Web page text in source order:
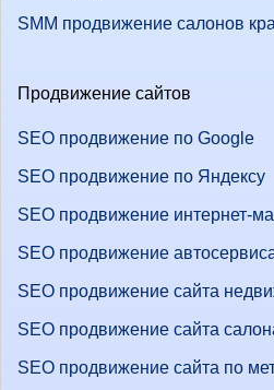
SMM продвижение салонов
Продвижение сайтов
SEO продвижение по Google
SEO продвижение по Яндексу
SEO продвижение интернет-
SEO продвижение
SEO продвижение сайта
SEO продвижение сайта
SEO продвижение сайта по